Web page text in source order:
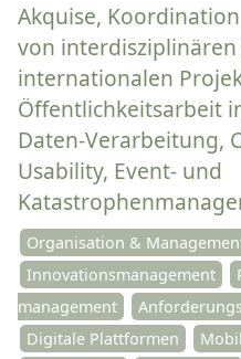
Akquise,
von
internationalen
Öffentlichkeitsarbeit
Daten-Verarbeitung,
Usability, Event- und
Organisation &
Innovationsmanagement
management
Digitale Plattformen